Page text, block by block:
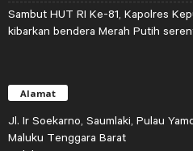
Sambut HUT RI Ke-81, Kapolres
kibarkan bendera Merah Putih
Alamat
Jl. Ir Soekarno, Saumlaki, Pulau
Maluku Tenggara Barat